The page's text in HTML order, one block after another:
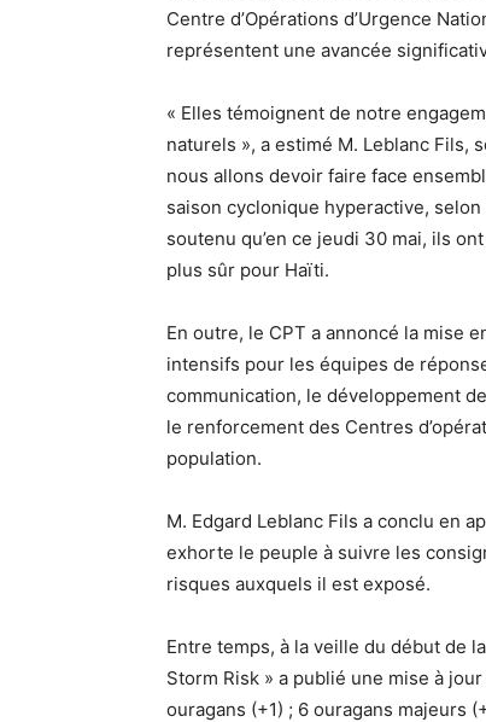
Centre d’Opérations d’Urgence
représentent une avancée
« Elles témoignent de notre
naturels », a estimé M. Leblanc Fils,
nous allons devoir faire face
saison cyclonique hyperactive,
soutenu qu’en ce jeudi 30 mai, ils
plus sûr pour Haïti.
En outre, le CPT a annoncé la mise
intensifs pour les équipes de
communication, le développement
le renforcement des Centres
population.
M. Edgard Leblanc Fils a conclu en
exhorte le peuple à suivre les
risques auxquels il est exposé.
Entre temps, à la veille du début de
Storm Risk » a publié une mise à
ouragans (+1) ; 6 ouragans majeurs